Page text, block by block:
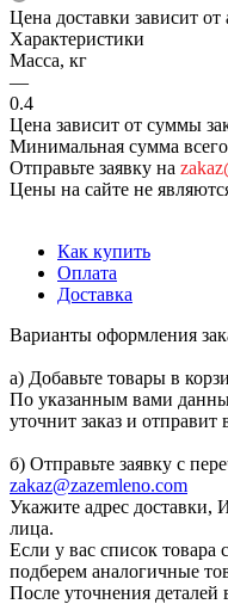
Цена доставки зависит от
Характеристики
Масса, кг
—
0.4
Цена зависит от суммы
Минимальная сумма всего
Отправьте заявку на
Цены на сайте не
Как купить
Оплата
Доставка
Варианты оформления
а) Добавьте товары в
По указанным вами
уточнит заказ и отправит
б) Отправьте заявку с
zakaz@zazemleno.com
Укажите адрес
лица.
Если у вас список
подберем аналогичные
После уточнения деталей